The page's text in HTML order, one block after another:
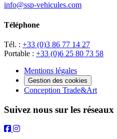
info@ssp-vehicules.com
Téléphone
Tél. : +33 (0)3 86 77 14 27
Portable : +33 (0)6 25 80 73 58
Mentions légales
Gestion des cookies
Conception Trade&Art
Suivez nous sur les réseaux